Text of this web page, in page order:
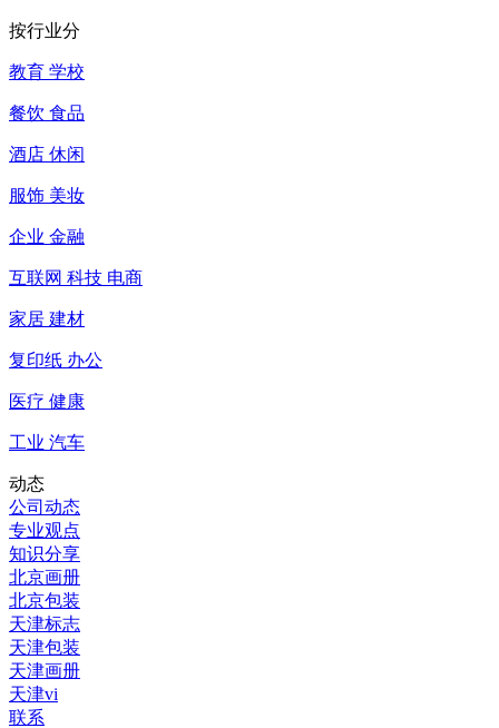
按行业分
教育 学校
餐饮 食品
酒店 休闲
服饰 美妆
企业 金融
互联网 科技 电商
家居 建材
复印纸 办公
医疗 健康
工业 汽车
动态
公司动态
专业观点
知识分享
北京画册
北京包装
天津标志
天津包装
天津画册
天津vi
联系